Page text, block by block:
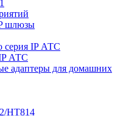
шлюзы
серия IP АТС
АТС
адаптеры для домашних
HT814